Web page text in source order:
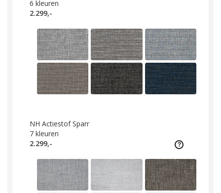
6 kleuren
2.299,-
NH Actiestof Sparr
7 kleuren
2.299,-